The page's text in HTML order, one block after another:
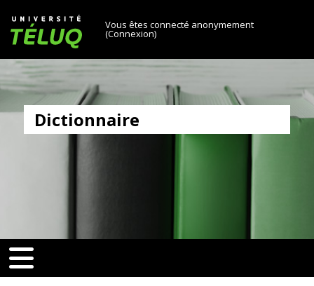
Université TÉLUQ
Vous êtes connecté anonymement
(Connexion)
Dictionnaire
[[nav-toggle]]
toggle]]